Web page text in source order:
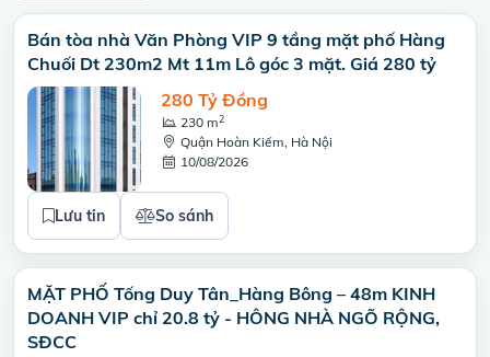
Bán tòa nhà Văn Phòng VIP 9 tầng mặt phố Hàng
Chuối Dt 230m2 Mt 11m Lô góc 3 mặt. Giá 280 tỷ
280 Tỷ Đồng
230 m2
Quận Hoàn Kiếm, Hà Nội
10/08/2026
Lưu tin So sánh
MẶT PHỐ Tống Duy Tân_Hàng Bông – 48m KINH
DOANH VIP chỉ 20.8 tỷ - HÔNG NHÀ NGÕ RỘNG,
SĐCC